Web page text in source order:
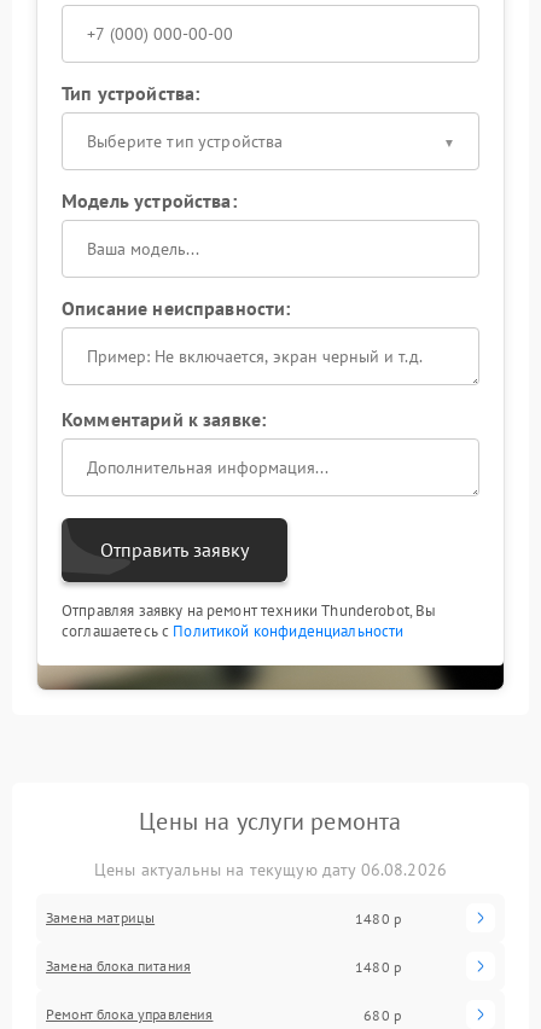
Тип устройства:
Выберите тип устройства
Модель устройства:
Описание неисправности:
Комментарий к заявке:
Отправить заявку
Отправляя заявку на ремонт техники Thunderobot, Вы
соглашаетесь с Политикой конфиденциальности
Цены на услуги ремонта
Цены актуальны на текущую дату 06.08.2026
Замена матрицы 1480 р
Замена блока питания 1480 р
Ремонт блока управления 680 р